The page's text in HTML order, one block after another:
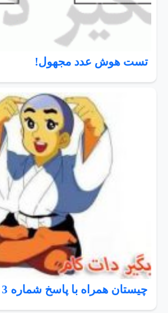
تست هوش عدد مجهول!
چیستان همراه با پاسخ شماره 3